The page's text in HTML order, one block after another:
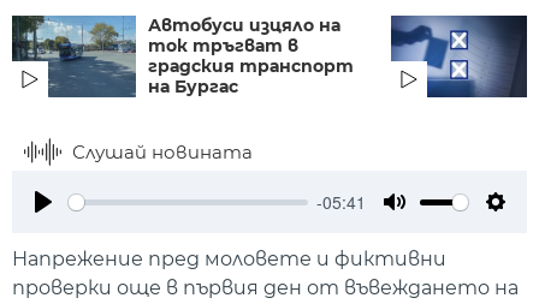
Автобуси изцяло на
ток тръгват в
градския транспорт
на Бургас
Слушай новината
-05:41
Напрежение пред моловете и фиктивни
проверки още в първия ден от въвеждането на